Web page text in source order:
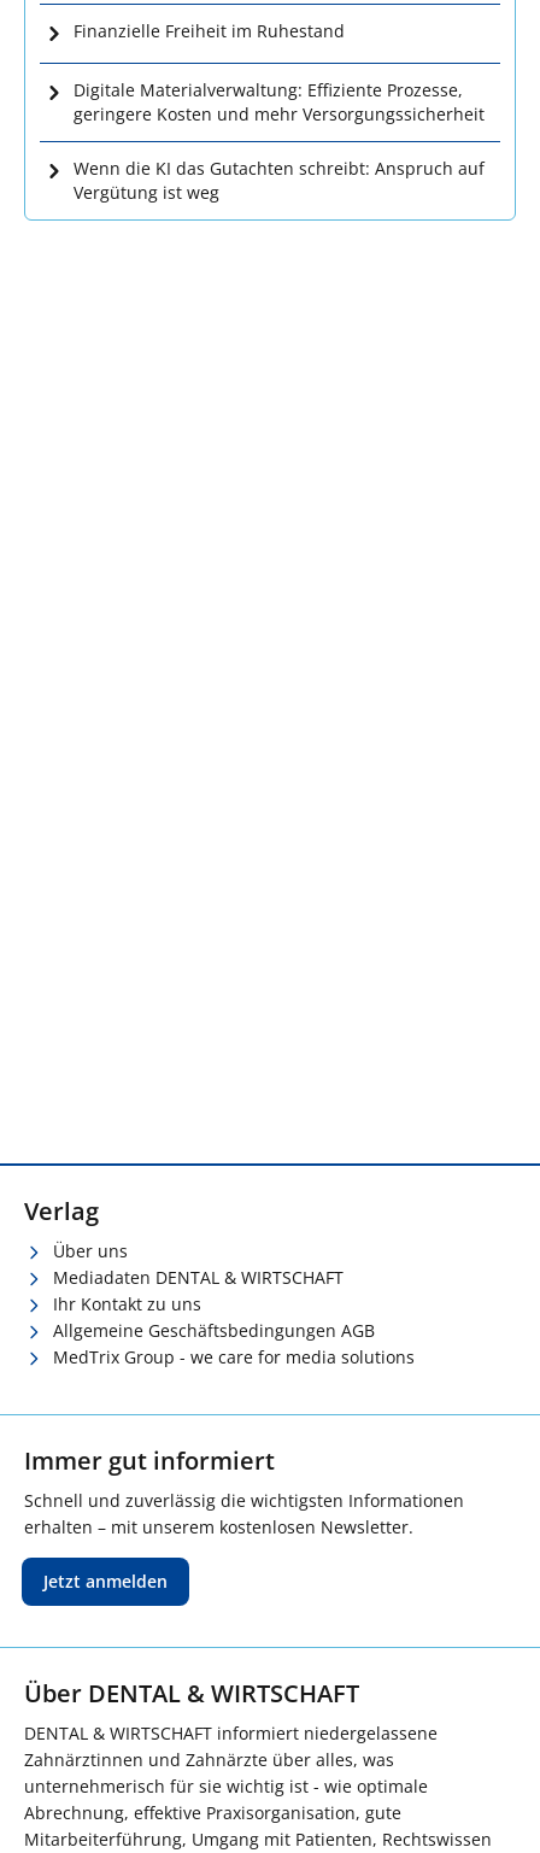
Finanzielle Freiheit im Ruhestand
Digitale Materialverwaltung: Effiziente Prozesse,
geringere Kosten und mehr Versorgungssicherheit
Wenn die KI das Gutachten schreibt: Anspruch auf
Vergütung ist weg
Verlag
Über uns
Mediadaten DENTAL & WIRTSCHAFT
Ihr Kontakt zu uns
Allgemeine Geschäftsbedingungen AGB
MedTrix Group - we care for media solutions
Immer gut informiert
Schnell und zuverlässig die wichtigsten Informationen
erhalten – mit unserem kostenlosen Newsletter.
Jetzt anmelden
Über DENTAL & WIRTSCHAFT
DENTAL & WIRTSCHAFT informiert niedergelassene
Zahnärztinnen und Zahnärzte über alles, was
unternehmerisch für sie wichtig ist - wie optimale
Abrechnung, effektive Praxisorganisation, gute
Mitarbeiterführung, Umgang mit Patienten, Rechtswissen